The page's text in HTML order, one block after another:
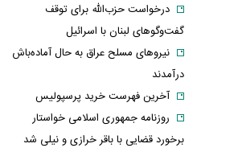
درخواست حزب‌الله برای توقف
گفت‌وگوهای لبنان با اسرائیل
نیروهای مسلح عراق به حال آماده‌باش
درآمدند
آخرین فهرست خرید پرسپولیس
روزنامه جمهوری اسلامی خواستار
برخورد قضایی با باقر خرازی و نیلی شد